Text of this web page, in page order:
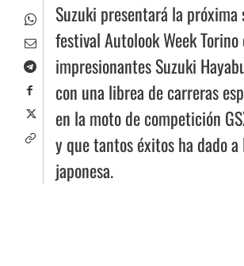
Suzuki presentará la próxima
festival Autolook Week Torino
impresionantes Suzuki
con una librea de carreras
en la moto de competición
y que tantos éxitos ha dado
japonesa.